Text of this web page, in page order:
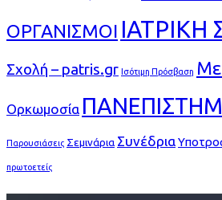
ΟΡΓΑΝΙΣΜΟΙ ΙΑΤΡΙΚΗ
Σχολή – patris.gr Ισότιμη Πρόσβαση
Ορκωμοσία
Παρουσιάσεις Σεμινάρια Συνέδρια
πρωτοετείς